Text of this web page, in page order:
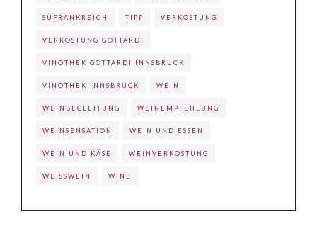
SÜFRANKREICH TIPP VERKOSTUNG
VERKOSTUNG GOTTARDI
VINOTHEK GOTTARDI INNSBRUCK
VINOTHEK INNSBRUCK WEIN
WEINBEGLEITUNG WEINEMPFEHLUNG
WEINSENSATION WEIN UND ESSEN
WEIN UND KÄSE WEINVERKOSTUNG
WEISSWEIN WINE